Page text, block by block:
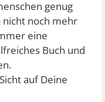
genug
noch mehr
eine
Buch und
auf Deine